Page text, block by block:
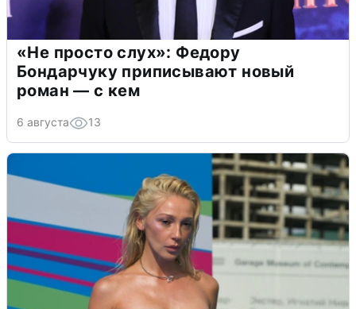
«Не просто слух»: Федору
Бондарчуку приписывают новый
роман — с кем
6 августа 13